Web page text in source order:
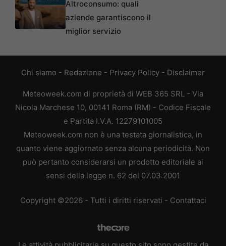
Altroconsumo: quali
aziende garantiscono il
miglior servizio
Chi siamo - Redazione - Privacy Policy - Disclaimer
Meteoweek.com di proprietà di WEB 365 SRL - Via
Nicola Marchese 10, 00141 Roma (RM) - Codice Fiscale
e Partita I.V.A. 12279101005
Meteoweek.com non è una testata giornalistica, in
quanto viene aggiornato senza alcuna periodicità. Non
può pertanto considerarsi un prodotto editoriale ai
sensi della legge n. 62 del 07.03.2001
Copyright ©2026 - Tutti i diritti riservati - Contattaci